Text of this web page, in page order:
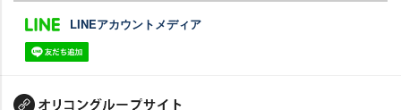
LINEアカウントメディア